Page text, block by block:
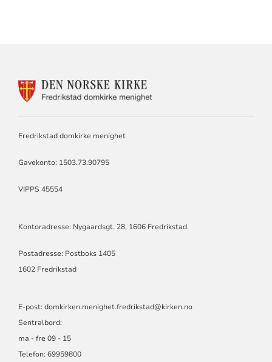
FOR
Fredrikstad domkirke menighet
Gavekonto: 1503.73.90795
VIPPS 45554
Kontoradresse: Nygaardsgt. 28, 1606 Fredrikstad.
Postadresse: Postboks 1405
1602 Fredrikstad
E-post: domkirken.menighet.fredrikstad@kirken.no
Sentralbord:
ma - fre 09 - 15
Telefon: 69959800